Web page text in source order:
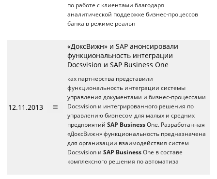
по работе с клиентами благодаря
аналитической поддержке бизнес-процессов
банка в режиме реальн
12.11.2013
«ДоксВижн» и SAP анонсировали
функциональность интеграции
Docsvision и SAP Business One
ках партнерства представили
функциональность интеграции системы
управления документами и бизнес-процессами
Docsvision и интегрированного решения по
управлению бизнесом для малых и средних
предприятий SAP Business One. Разработанная
«ДоксВижн» функциональность предназначена
для организации взаимодействия систем
Docsvision и SAP Business One в составе
комплексного решения по автоматиза